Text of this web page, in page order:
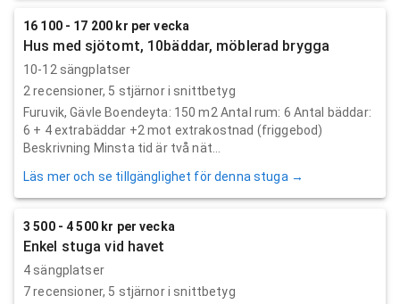
16 100 - 17 200 kr per vecka
Hus med sjötomt, 10bäddar, möblerad brygga
10-12 sängplatser
2 recensioner, 5 stjärnor i snittbetyg
Furuvik, Gävle Boendeyta: 150 m2 Antal rum: 6 Antal bäddar:
6 + 4 extrabäddar +2 mot extrakostnad (friggebod)
Beskrivning Minsta tid är två nät...
Läs mer och se tillgänglighet för denna stuga →
3 500 - 4 500 kr per vecka
Enkel stuga vid havet
4 sängplatser
7recensioner, 5 stjärnor i snittbetyg